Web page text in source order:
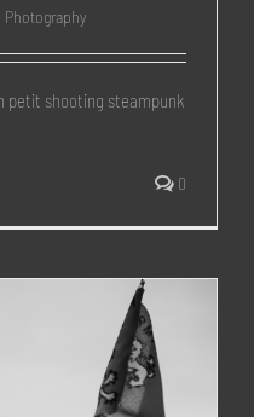
Photography
petit shooting steampunk
0